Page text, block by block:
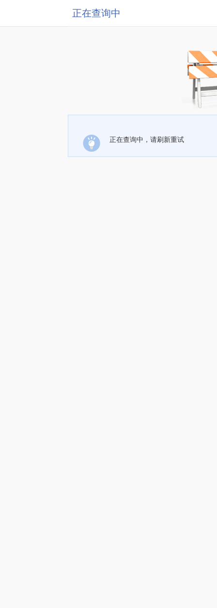
正在查询中
正在查询中，请刷新重试